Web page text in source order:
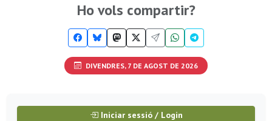
Ho vols compartir?
DIVENDRES, 7 DE AGOST DE 2026
Iniciar sessió / Login